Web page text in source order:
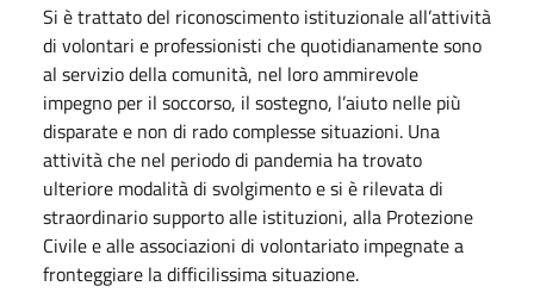
Si è trattato del riconoscimento istituzionale all’attività
di volontari e professionisti che quotidianamente sono
al servizio della comunità, nel loro ammirevole
impegno per il soccorso, il sostegno, l’aiuto nelle più
disparate e non di rado complesse situazioni. Una
attività che nel periodo di pandemia ha trovato
ulteriore modalità di svolgimento e si è rilevata di
straordinario supporto alle istituzioni, alla Protezione
Civile e alle associazioni di volontariato impegnate a
fronteggiare la difficilissima situazione.